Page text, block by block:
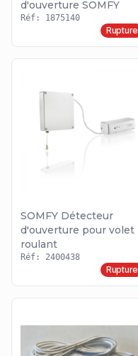
d'ouverture SOMFY
Réf: 1875140
Rupture
SOMFY Détecteur
d'ouverture pour volet
roulant
Réf: 2400438
Rupture